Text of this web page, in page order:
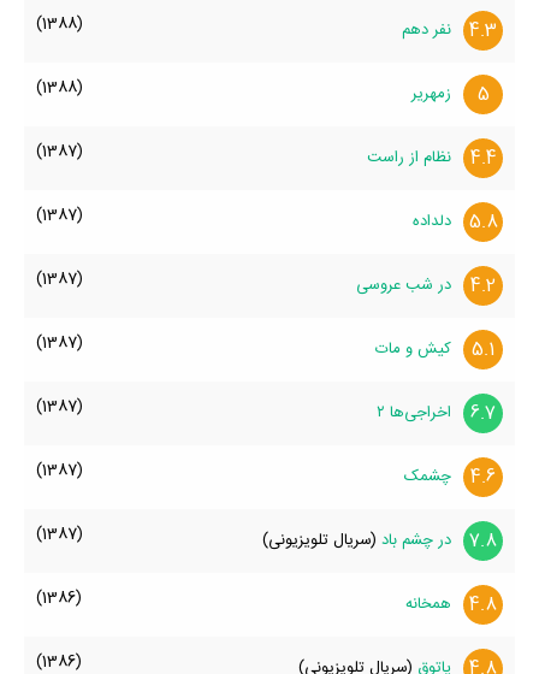
4.3 نفر دهم (1388)
5 زمهریر (1388)
4.4 نظام از راست (1387)
5.8 دلداده (1387)
4.2 در شب عروسی (1387)
5.1 کیش و مات (1387)
6.7 اخراجی‌ها ۲ (1387)
4.6 چشمک (1387)
7.8 در چشم باد (سریال تلویزیونی) (1387)
4.8 همخانه (1386)
4.8 پاتوق (سریال تلویزیونی) (1386)